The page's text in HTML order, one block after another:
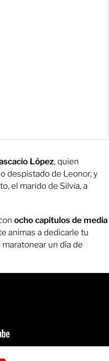
López, quien
despistado de Leonor, y
el marido de Silvia, a
ocho capítulos de media
animas a dedicarle tu
un día de